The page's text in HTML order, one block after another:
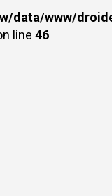
data/www/
line 46